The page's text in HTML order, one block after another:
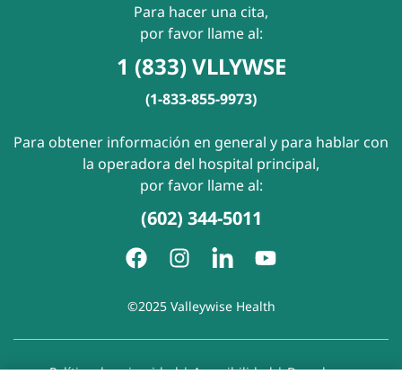
Para hacer una cita,
por favor llame al:
1 (833) VLLYWSE
(1-833-855-9973)
Para obtener información en general y para hablar con
la operadora del hospital principal,
por favor llame al:
(602) 344-5011
©2025 Valleywise Health
Política de privacidad|Accesibilidad|Derechos y